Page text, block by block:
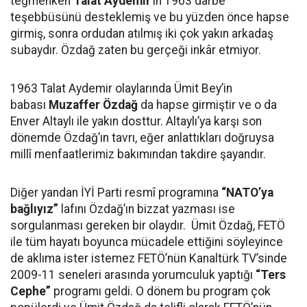
teşebbüsünü desteklemiş ve bu yüzden önce hapse
girmiş, sonra ordudan atılmış iki çok yakın arkadaş
subaydır. Özdağ zaten bu gerçeği inkâr etmiyor.
1963 Talat Aydemir olaylarında Ümit Bey’in
babası Muzaffer Özdağ da hapse girmiştir ve o da
Enver Altaylı ile yakın dosttur. Altaylı’ya karşı son
dönemde Özdağ’ın tavrı, eğer anlattıkları doğruysa
millî menfaatlerimiz bakımından takdire şayandır.
Diğer yandan İYİ Parti resmî programına “NATO’ya
bağlıyız” lafını Özdağ’ın bizzat yazması ise
sorgulanması gereken bir olaydır. Ümit Özdağ, FETÖ
ile tüm hayatı boyunca mücadele ettiğini söyleyince
de aklıma ister istemez FETÖ’nün Kanaltürk TV’sinde
2009-11 seneleri arasında yorumculuk yaptığı “Ters
Cephe” programı geldi. O dönem bu program çok